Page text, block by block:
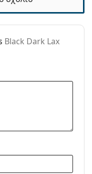
Μάρκες
Black Dark Lax